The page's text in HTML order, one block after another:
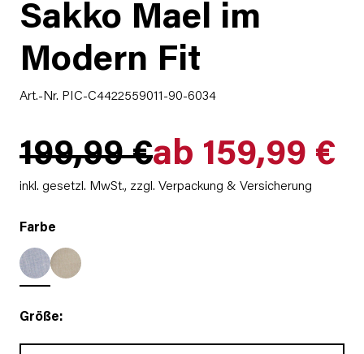
Sakko Mael im
Modern Fit
Art.-Nr. PIC-C4422559011-90-6034
199,99 €ab 159,99 €
inkl. gesetzl. MwSt., zzgl. Verpackung & Versicherung
Farbe
Größe: